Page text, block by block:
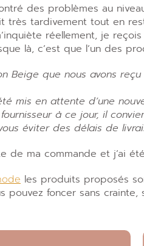
des problèmes au
très tardivement tout en
réellement, je
là, c’est que l’un des
Beige que nous avons
mis en attente d’une
à ce jour, il
éviter des délais de
de ma commande et j’ai
les produits proposés
pouvez foncer sans